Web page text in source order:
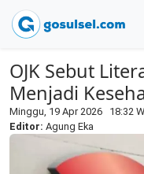
OJK Sebut
Menjadi
Minggu, 19 Apr 2026 18:32
Editor: Agung Eka